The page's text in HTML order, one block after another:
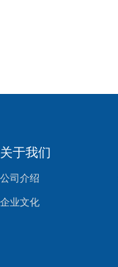
关于我们
公司介绍
企业文化